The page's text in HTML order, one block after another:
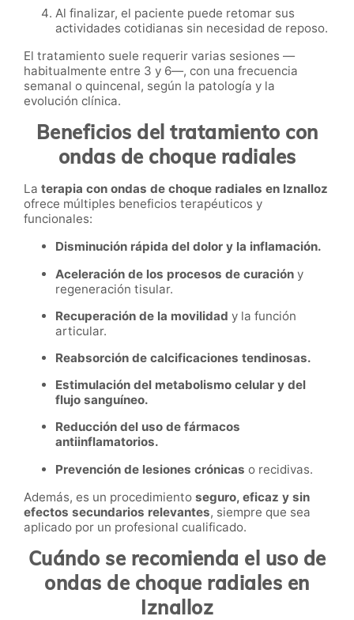
Al finalizar, el paciente puede retomar sus
actividades cotidianas sin necesidad de reposo.
El tratamiento suele requerir varias sesiones —
habitualmente entre 3 y 6—, con una frecuencia
semanal o quincenal, según la patología y la
evolución clínica.
Beneficios del tratamiento con
ondas de choque radiales
La terapia con ondas de choque radiales en Iznalloz
ofrece múltiples beneficios terapéuticos y
funcionales:
Disminución rápida del dolor y la inflamación.
Aceleración de los procesos de curación y
regeneración tisular.
Recuperación de la movilidad y la función
articular.
Reabsorción de calcificaciones tendinosas.
Estimulación del metabolismo celular y del
flujo sanguíneo.
Reducción del uso de fármacos
antiinflamatorios.
Prevención de lesiones crónicas o recidivas.
Además, es un procedimiento seguro, eficaz y sin
efectos secundarios relevantes, siempre que sea
aplicado por un profesional cualificado.
Cuándo se recomienda el uso de
ondas de choque radiales en
Iznalloz